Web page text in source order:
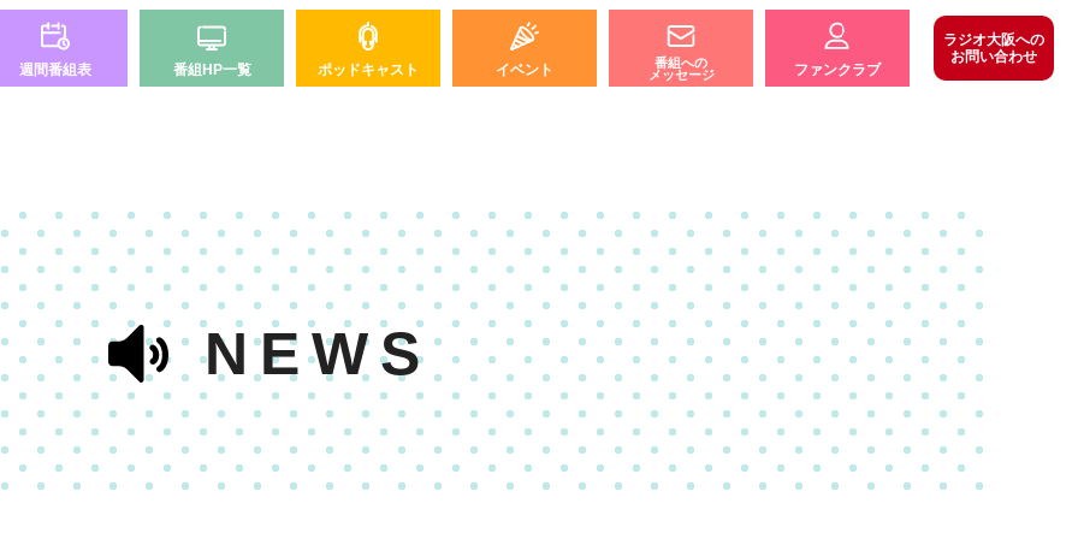
週間番組表 番組HP一覧 ポッドキャスト イベント
番組への
メッセージ
ファンクラブ
ラジオ大阪への
お問い合わせ
NEWS